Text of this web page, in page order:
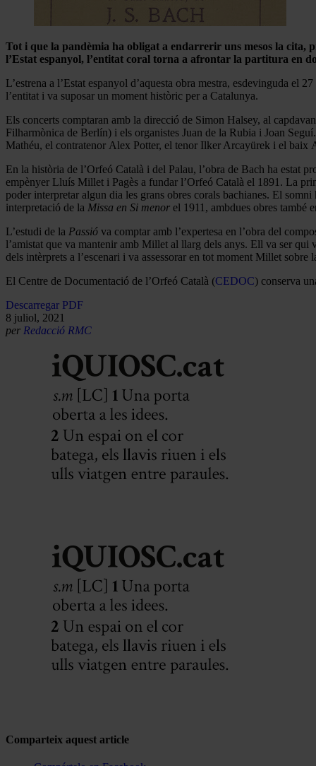
Tot i que la pandèmia ha obligat a endarrerir uns mesos la cita,
l’Estat espanyol, l’entitat coral torna a afrontar la partitura en
L’estrena a l’Estat espanyol d’aquesta obra mestra, esdevinguda el
l’entitat i va suposar un moment històric per a Catalunya.
Els concerts comptaran amb la direcció de Simon Halsey, al
Filharmònica de Berlín) i els organistes Juan de la Rubia i Joan
Mathéu, el contratenor Alex Potter, el tenor Ilker Arcayürek i el baix
En la història de l’Orfeó Català i del Palau, l’obra de Bach ha estat
empènyer Lluís Millet i Pagès a fundar l’Orfeó Català el 1891. La
poder interpretar algun dia les grans obres corals bachianes. El
interpretació de la Missa en Si menor el 1911, ambdues obres també
L’estudi de la Passió va comptar amb l’expertesa en l’obra del
l’amistat que va mantenir amb Millet al llarg dels anys. Ell va ser
dels intèrprets a l’escenari i va assessorar en tot moment Millet sobre
El Centre de Documentació de l’Orfeó Català (CEDOC) conserva
Descarregar PDF
8 juliol, 2021
per Redacció RMC
Comparteix aquest article